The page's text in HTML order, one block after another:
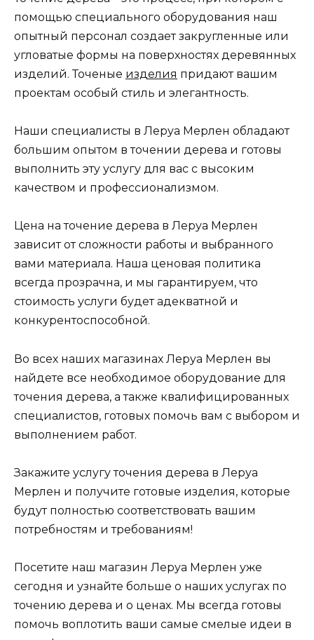
помощью специального оборудования наш
опытный персонал создает закругленные или
угловатые формы на поверхностях деревянных
изделий. Точеные изделия придают вашим
проектам особый стиль и элегантность.
Наши специалисты в Леруа Мерлен обладают
большим опытом в точении дерева и готовы
выполнить эту услугу для вас с высоким
качеством и профессионализмом.
Цена на точение дерева в Леруа Мерлен
зависит от сложности работы и выбранного
вами материала. Наша ценовая политика
всегда прозрачна, и мы гарантируем, что
стоимость услуги будет адекватной и
конкурентоспособной.
Во всех наших магазинах Леруа Мерлен вы
найдете все необходимое оборудование для
точения дерева, а также квалифицированных
специалистов, готовых помочь вам с выбором и
выполнением работ.
Закажите услугу точения дерева в Леруа
Мерлен и получите готовые изделия, которые
будут полностью соответствовать вашим
потребностям и требованиям!
Посетите наш магазин Леруа Мерлен уже
сегодня и узнайте больше о наших услугах по
точению дерева и о ценах. Мы всегда готовы
помочь воплотить ваши самые смелые идеи в